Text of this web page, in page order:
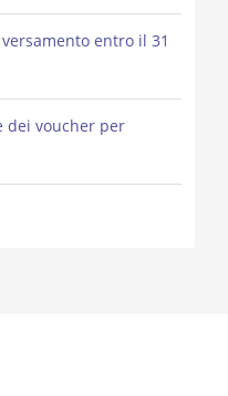
entro il 31
dei voucher per